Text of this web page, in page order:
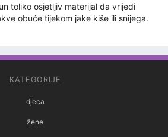
toliko osjetljiv materijal da vrijedi
obuće tijekom jake kiše ili snijega.
KATEGORIJE
djeca
žene